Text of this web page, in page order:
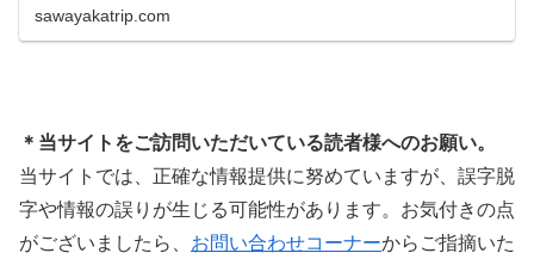
に知っておきたいこと価格表示に…
sawayakatrip.com
＊当サイトをご訪問いただいている読者様へのお願い。
当サイトでは、正確な情報提供に努めていますが、誤字脱
字や情報の誤りが生じる可能性があります。お気付きの点
がございましたら、 お問い合わせコーナーからご指摘いた